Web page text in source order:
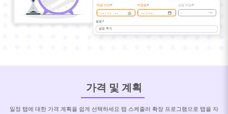
마감 시간 마감일
당일 마감
-
설명
설명 추가
가격 및 계획
일정 탭에 대한 가격 계획을 쉽게 선택하세요 탭 스케줄러 확장 프로그램으로 탭을 자